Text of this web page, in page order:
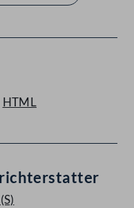
HTML
(S)